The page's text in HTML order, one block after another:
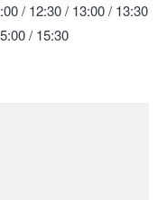
/ 12:30 / 13:00 / 13:30
/ 15:30